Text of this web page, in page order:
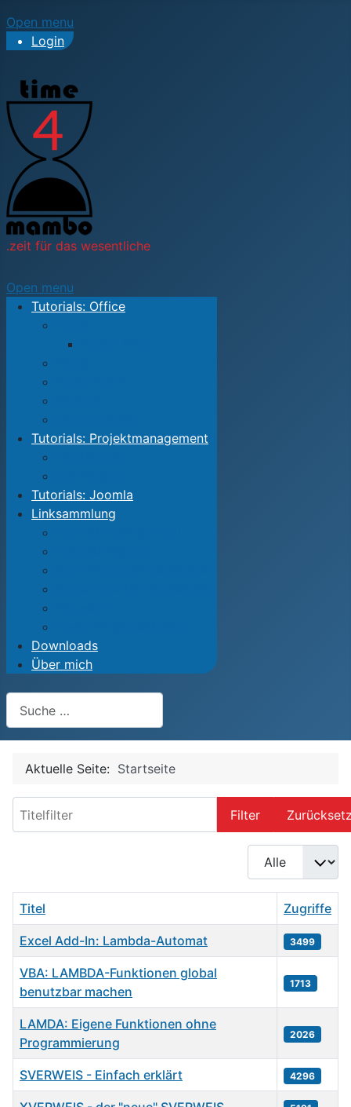
Open menu
Login
.zeit für das wesentliche
Open menu
Tutorials: Office
Tutorials: Projektmanagement
Tutorials: Joomla
Linksammlung
Downloads
Über mich
Aktuelle Seite: Startseite
Filter
Anzeige #
Titel Zugriffe
Excel Add-In: Lambda-Automat 3499
VBA: LAMBDA-Funktionen global
benutzbar machen
1713
LAMDA: Eigene Funktionen ohne
Programmierung
2026
SVERWEIS - Einfach erklärt 4296